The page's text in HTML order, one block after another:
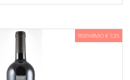
RISPARMIO € 7,35